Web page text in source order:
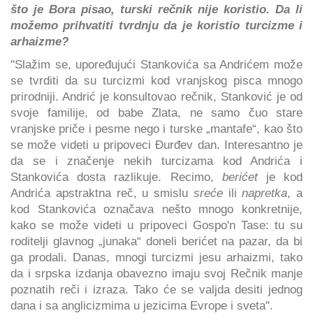
što je Bora pisao, turski rečnik nije koristio. Da li
možemo prihvatiti tvrdnju da je koristio turcizme i
arhaizme?
"Slažim se, upoređujući Stankovića sa Andrićem može
se tvrditi da su turcizmi kod vranjskog pisca mnogo
prirodniji. Andrić je konsultovao rečnik, Stanković je od
svoje familije, od babe Zlata, ne samo čuo stare
vranjske priče i pesme nego i turske „mantafe“, kao što
se može videti u pripoveci Đurđev dan. Interesantno je
da se i značenje nekih turcizama kod Andrića i
Stankovića dosta razlikuje. Recimo, berićetje kod
Andrića apstraktna reč, u smislu srećeilinapretka, a
kod Stankovića označava nešto mnogo konkretnije,
kako se može videti u pripoveci Gospo'n Tase: tu su
roditelji glavnog „junaka“ doneli berićet na pazar, da bi
ga prodali. Danas, mnogi turcizmi jesu arhaizmi, tako
da i srpska izdanja obavezno imaju svoj Rečnik manje
poznatih reči i izraza. Tako će se valjda desiti jednog
dana i sa anglicizmima u jezicima Evrope i sveta".